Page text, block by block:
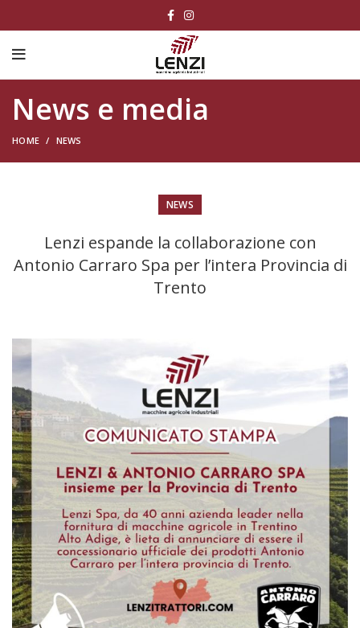
News e media
HOME NEWS
NEWS
Lenzi espande la collaborazione con
Antonio Carraro Spa per l’intera Provincia di
Trento